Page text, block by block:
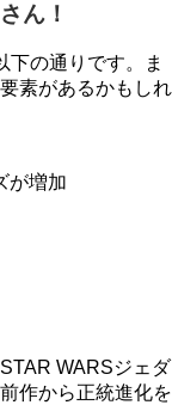
ん！
下の通りです。ま
素があるかもしれ
が増加
WARSジェダ
作から正統進化を